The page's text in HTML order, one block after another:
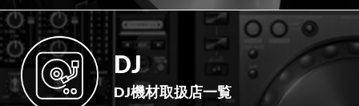
DJ
DJ機材取扱店一覧